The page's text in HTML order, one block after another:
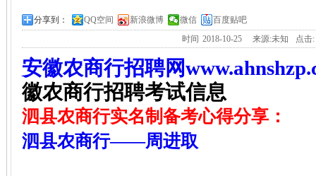
分享到： QQ空间 新浪微博 微信
百度贴吧
时间 2018-10-25 来源:未知 点击:
安徽农商行招聘网
徽农商行招聘考试信息
泗县农商行实名制备考心得分享：
泗县农商行——周进取